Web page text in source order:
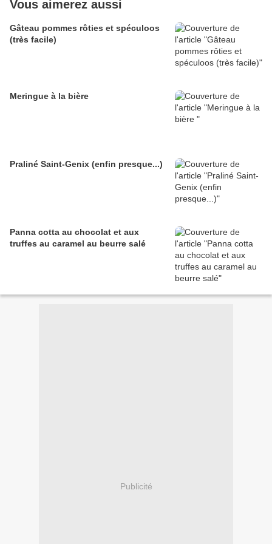
Vous aimerez aussi
Gâteau pommes rôties et spéculoos
(très facile)
Meringue à la bière
Praliné Saint-Genix (enfin presque...)
Panna cotta au chocolat et aux
truffes au caramel au beurre salé
Publicité